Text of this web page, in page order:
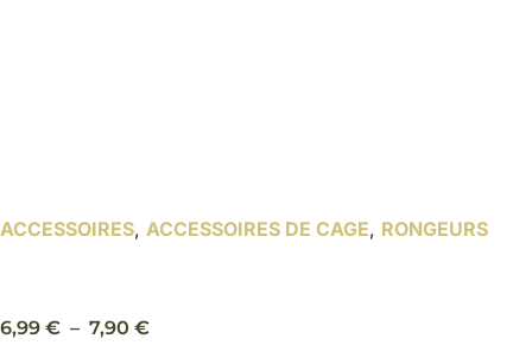
ACCESSOIRES, ACCESSOIRES DE CAGE, RONGEURS
6,99 € – 7,90 €Plage